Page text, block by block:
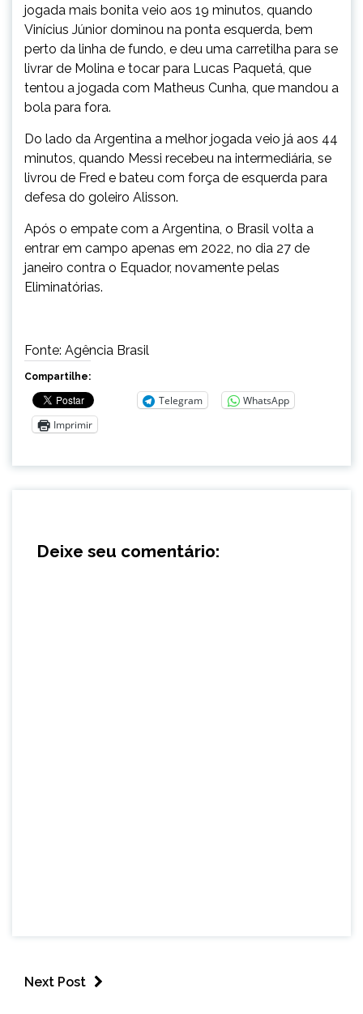
jogada mais bonita veio aos 19 minutos, quando
Vinícius Júnior dominou na ponta esquerda, bem
perto da linha de fundo, e deu uma carretilha para se
livrar de Molina e tocar para Lucas Paquetá, que
tentou a jogada com Matheus Cunha, que mandou a
bola para fora.
Do lado da Argentina a melhor jogada veio já aos 44
minutos, quando Messi recebeu na intermediária, se
livrou de Fred e bateu com força de esquerda para
defesa do goleiro Alisson.
Após o empate com a Argentina, o Brasil volta a
entrar em campo apenas em 2022, no dia 27 de
janeiro contra o Equador, novamente pelas
Eliminatórias.
Fonte: Agência Brasil
Compartilhe:
Telegram
WhatsApp
Imprimir
Deixe seu comentário:
Next Post